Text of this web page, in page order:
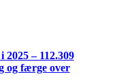
– 112.309
og færge over